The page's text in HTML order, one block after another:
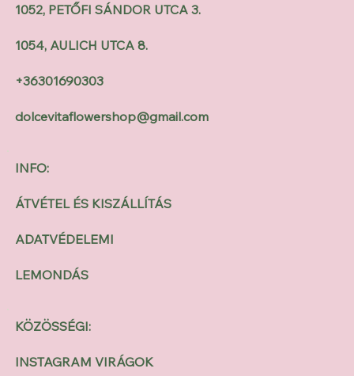
INFO:
ÁTVÉTEL ÉS KISZÁLLÍTÁS
ADATVÉDELEMI
LEMONDÁS
KÖZÖSSÉGI:
INSTAGRAM VIRÁGOK
1052, PETŐFI SÁNDOR UTCA 3.
1054, AULICH UTCA 8.
+36301690303
dolcevitaflowershop@gmail.com